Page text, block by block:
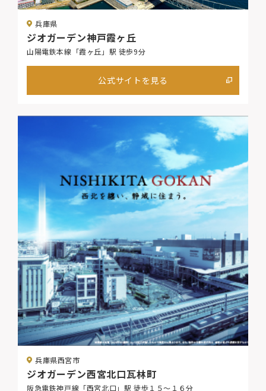
兵庫県
ジオガーデン神戸霞ヶ丘
山陽電鉄本線「霞ヶ丘」駅 徒歩9分
公式サイトを見る
兵庫県西宮市
ジオガーデン西宮北口瓦林町
阪急電鉄神戸線「西宮北口」駅 徒歩１５～１６分